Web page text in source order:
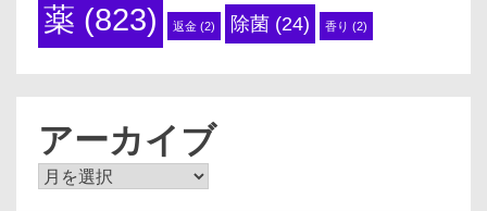
薬 (823) 返金 (2) 除菌 (24) 香り (2)
アーカイブ
ア